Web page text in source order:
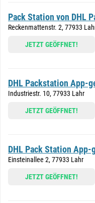
Pack Station von DHL
Reckenmattenstr. 2, 77933
JETZT GEÖFFNET!
DHL Packstation App-
Industriestr. 10, 77933 Lahr
JETZT GEÖFFNET!
DHL Pack Station
Einsteinallee 2, 77933 Lahr
JETZT GEÖFFNET!